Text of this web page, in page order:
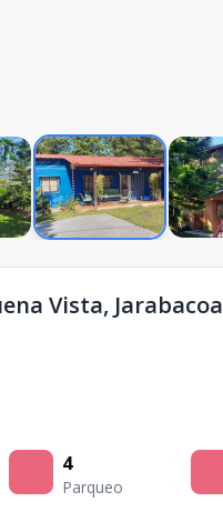
Vista, Jarabacoa
4
Parqueo